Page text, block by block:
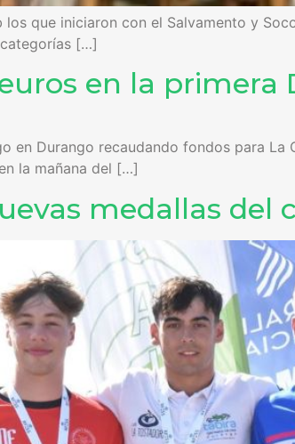
que iniciaron con el Salvamento y
[…]
en la
en Durango recaudando fondos para
la mañana del […]
medallas del